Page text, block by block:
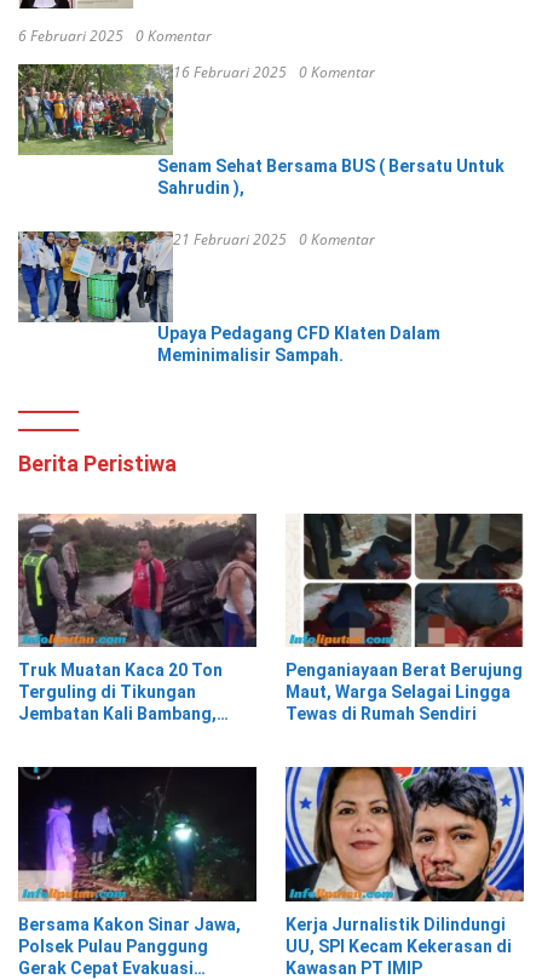
6 Februari 2025 0 Komentar
16 Februari 2025 0 Komentar
Senam Sehat Bersama BUS ( Bersatu Untuk
Sahrudin ),
21 Februari 2025 0 Komentar
Upaya Pedagang CFD Klaten Dalam
Meminimalisir Sampah.
Berita Peristiwa
Truk Muatan Kaca 20 Ton
Terguling di Tikungan
Jembatan Kali Bambang,
Penganiayaan Berat Berujung
Maut, Warga Selagai Lingga
Tewas di Rumah Sendiri
Bersama Kakon Sinar Jawa,
Polsek Pulau Panggung
Gerak Cepat Evakuasi
Kerja Jurnalistik Dilindungi
UU, SPI Kecam Kekerasan di
Kawasan PT IMIP